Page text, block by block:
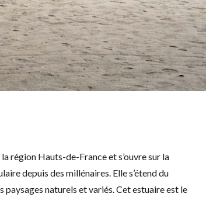
région Hauts-de-France et s’ouvre sur la
depuis des millénaires. Elle s’étend du
paysages naturels et variés. Cet estuaire est le